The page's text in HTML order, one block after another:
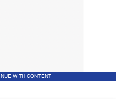
WITH CONTENT